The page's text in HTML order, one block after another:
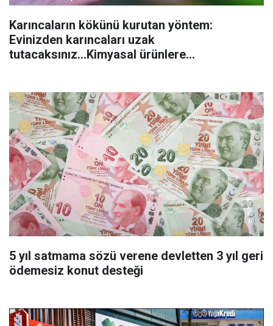
Karıncaların kökünü kurutan yöntem:
Evinizden karıncaları uzak
tutacaksınız...Kimyasal ürünlere
5 yıl satmama sözü verene devletten 3 yıl geri
ödemesiz konut desteği